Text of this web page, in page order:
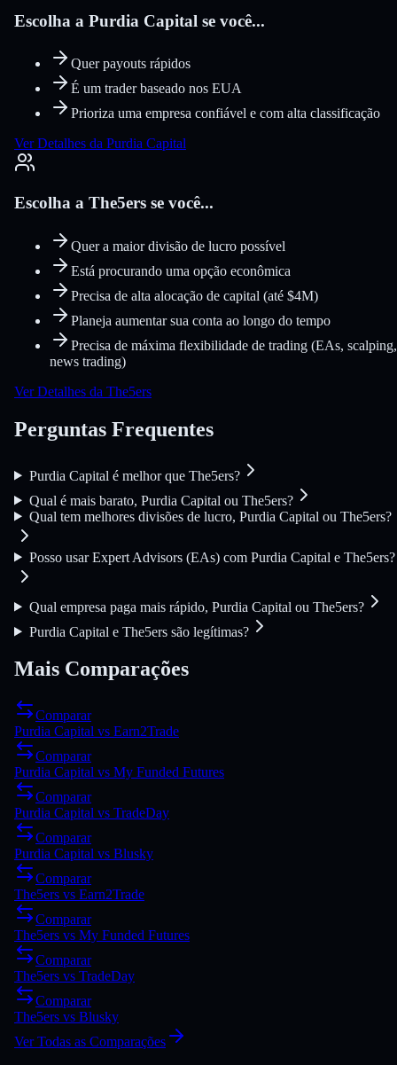
Escolha a Purdia Capital se você...
Quer payouts rápidos
É um trader baseado nos EUA
Prioriza uma empresa confiável e com alta classificação
Ver Detalhes da Purdia Capital
Escolha a The5ers se você...
Quer a maior divisão de lucro possível
Está procurando uma opção econômica
Precisa de alta alocação de capital (até $4M)
Planeja aumentar sua conta ao longo do tempo
Precisa de máxima flexibilidade de trading (EAs, scalping,
news trading)
Ver Detalhes da The5ers
Perguntas Frequentes
Purdia Capital é melhor que The5ers?
Qual é mais barato, Purdia Capital ou The5ers?
Qual tem melhores divisões de lucro, Purdia Capital ou The5ers?
Posso usar Expert Advisors (EAs) com Purdia Capital e The5ers?
Qual empresa paga mais rápido, Purdia Capital ou The5ers?
Purdia Capital e The5ers são legítimas?
Mais Comparações
Comparar
Purdia Capital vs Earn2Trade
Comparar
Purdia Capital vs My Funded Futures
Comparar
Purdia Capital vs TradeDay
Comparar
Purdia Capital vs Blusky
Comparar
The5ers vs Earn2Trade
Comparar
The5ers vs My Funded Futures
Comparar
The5ers vs TradeDay
Comparar
The5ers vs Blusky
Ver Todas as Comparações